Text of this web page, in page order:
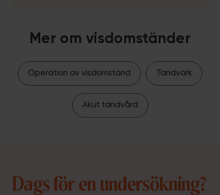
Mer om visdomständer
Operation av visdomstand Tandvärk
Akut tandvård
Dags för en undersökning?